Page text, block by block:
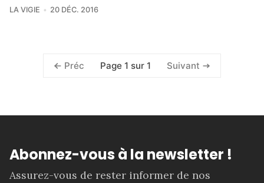
LA VIGIE 20 DÉC. 2016
Préc Page 1 sur 1 Suivant
Abonnez-vous à la newsletter !
Assurez-vous de rester informer de nos